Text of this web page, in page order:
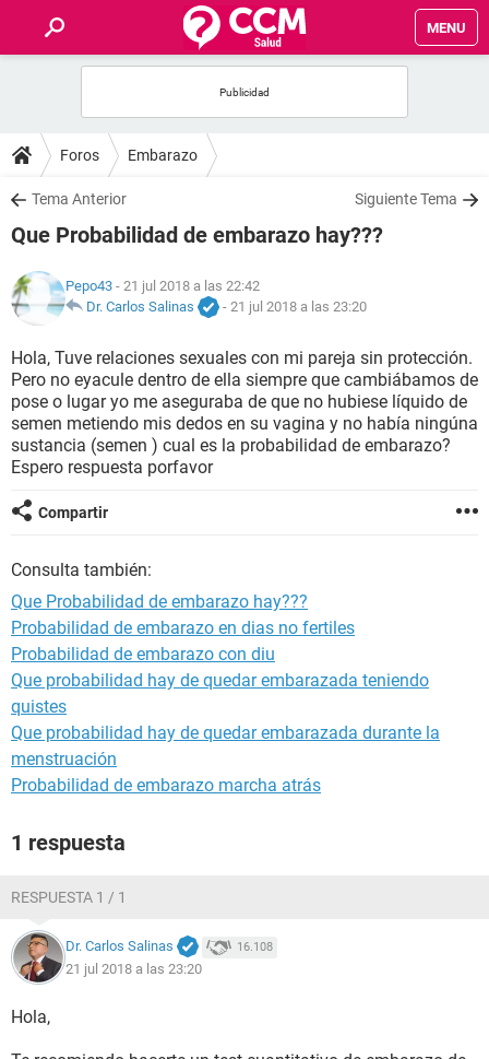
MENU
FOROS
SALUD
FAMILIA
NUTRICIÓN
BIENESTAR
SEXUALIDAD
GLOSARIO
Foros Embarazo
Tema Anterior Siguiente Tema
Que Probabilidad de embarazo hay???
Pepo43 - 21 jul 2018 a las 22:42
Dr. Carlos Salinas
- 21 jul 2018 a las 23:20
Hola, Tuve relaciones sexuales con mi pareja sin protección.
Pero no eyacule dentro de ella siempre que cambiábamos de
pose o lugar yo me aseguraba de que no hubiese líquido de
semen metiendo mis dedos en su vagina y no había ningúna
sustancia (semen ) cual es la probabilidad de embarazo?
Espero respuesta porfavor
Compartir
Consulta también:
Que Probabilidad de embarazo hay???
Probabilidad de embarazo en dias no fertiles
Probabilidad de embarazo con diu
Que probabilidad hay de quedar embarazada teniendo
quistes
Que probabilidad hay de quedar embarazada durante la
menstruación
Probabilidad de embarazo marcha atrás
1 respuesta
RESPUESTA 1 / 1
Dr. Carlos Salinas 16.108
21 jul 2018 a las 23:20
Hola,